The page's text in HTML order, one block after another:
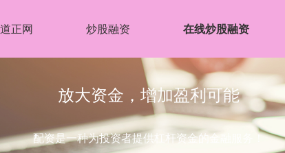
道正网 炒股融资 在线炒股融资
放大资金，增加盈利可能
配资是一种为投资者提供杠杆资金的金融服务！